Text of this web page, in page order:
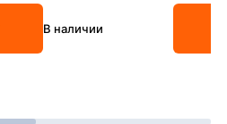
В наличии